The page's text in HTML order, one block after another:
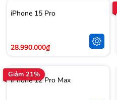
iPhone 15 Pro
28.990.000₫
Giảm 21%
iPhone 12 Pro Max